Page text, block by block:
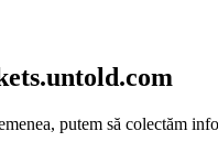
putem să colectăm